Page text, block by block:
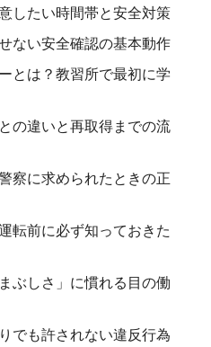
したい時間帯と安全対策
ない安全確認の基本動作
とは？教習所で最初に学
の違いと再取得までの流
察に求められたときの正
転前に必ず知っておきた
ぶしさ」に慣れる目の働
でも許されない違反行為